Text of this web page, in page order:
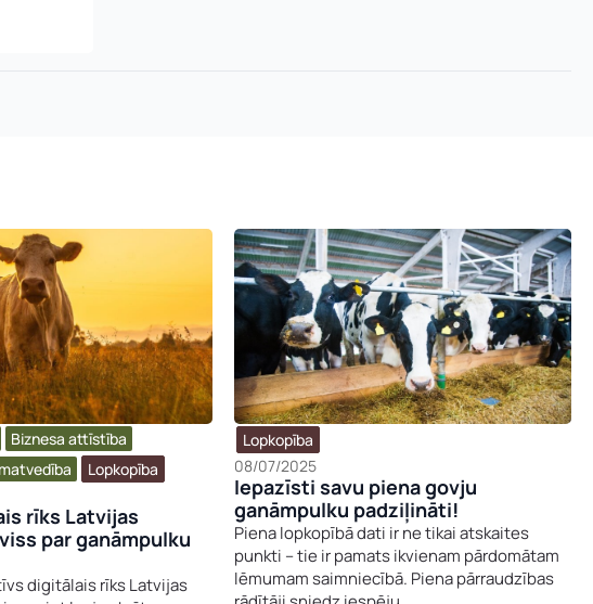
Biznesa attīstība​
Lopkopība
rīks Latvijas
par ganāmpulku
digitālais rīks Latvijas
Lopkopība
08/07/2025
Iepazīsti savu piena govju
ganāmpulku padziļināti!
Piena lopkopībā dati ir ne tikai atskaites
punkti – tie ir pamats ikvienam pārdomātam
lēmumam saimniecībā. Piena pārraudzības